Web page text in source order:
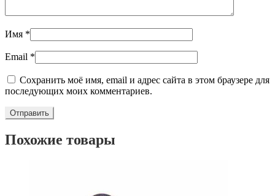
Имя *
Email *
Сохранить моё имя, email и адрес сайта в этом браузере для
последующих моих комментариев.
Похожие товары